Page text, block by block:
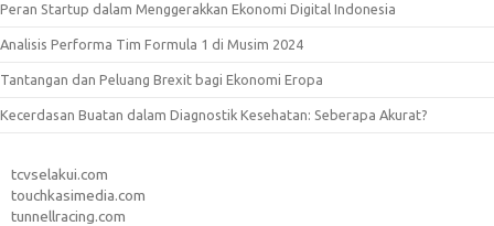
Peran Startup dalam Menggerakkan Ekonomi Digital Indonesia
Analisis Performa Tim Formula 1 di Musim 2024
Tantangan dan Peluang Brexit bagi Ekonomi Eropa
Kecerdasan Buatan dalam Diagnostik Kesehatan: Seberapa Akurat?
tcvselakui.com
touchkasimedia.com
tunnellracing.com